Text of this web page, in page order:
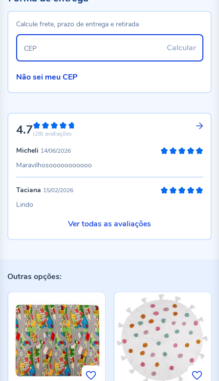
4.794%
(28) avaliações
Micheli 14/06/2026
Maravilhosooooooooooo
Taciana 15/02/2026
Lindo
Ver todas as avaliações
Calcule frete, prazo de entrega e retirada
Calcular
CEP
Não sei meu CEP
Outras opções: